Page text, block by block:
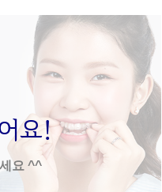
요!
요 ^^